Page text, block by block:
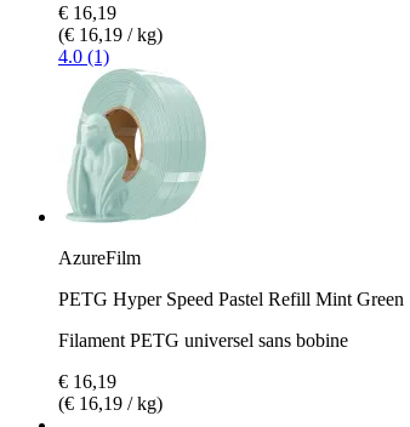
€ 16,19
(€ 16,19 / kg)
4.0 (1)
AzureFilm
PETG Hyper Speed Pastel Refill Mint Green
Filament PETG universel sans bobine
€ 16,19
(€ 16,19 / kg)